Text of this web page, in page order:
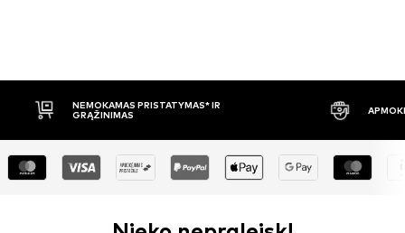
APMOKĖJIMAS PRISTAČIUS 30 DIENŲ